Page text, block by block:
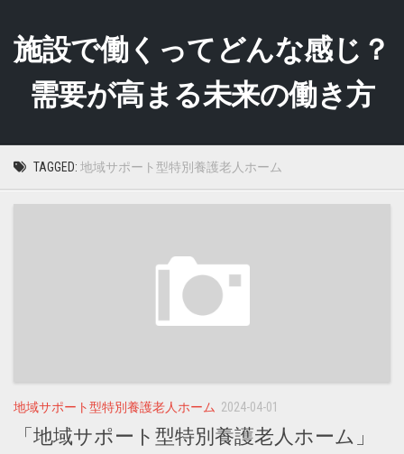
content
施設で働くってどんな感じ？
需要が高まる未来の働き方
TAGGED: 地域サポート型特別養護老人ホーム
地域サポート型特別養護老人ホーム 2024-04-01
「地域サポート型特別養護老人ホーム」